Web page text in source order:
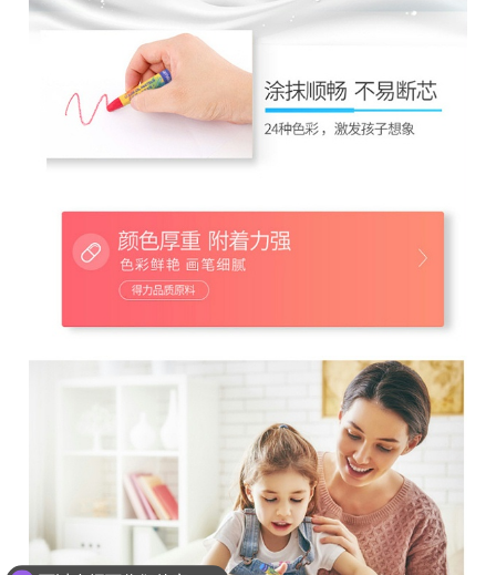
可以介绍下你们的产品么？